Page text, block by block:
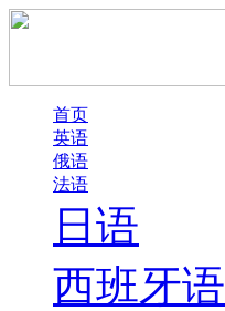
首页
英语
俄语
法语
日语
西班牙语